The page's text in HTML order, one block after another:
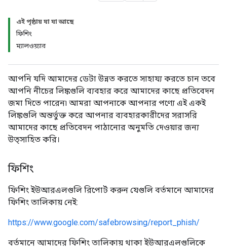
এই পৃষ্ঠায় যা যা আছে
ফিশিং
ম্যালওয়্যার
আপনি যদি আমাদের ডেটা উন্নত করতে সাহায্য করতে চান তবে
আপনি নীচের লিঙ্কগুলি ব্যবহার করে আমাদের কাছে প্রতিবেদন
জমা দিতে পারেন৷ আমরা আপনাকে আপনার পণ্যে এই একই
লিঙ্কগুলি অন্তর্ভুক্ত করে আপনার ব্যবহারকারীদের সরাসরি
আমাদের কাছে প্রতিবেদন পাঠানোর অনুমতি দেওয়ার জন্য
উত্সাহিত করি।
ফিশিং
ফিশিং ইউআরএলগুলি রিপোর্ট করুন যেগুলি বর্তমানে আমাদের
ফিশিং তালিকায় নেই:
https://www.google.com/safebrowsing/report_phish/
বর্তমানে আমাদের ফিশিং তালিকায় থাকা ইউআরএলগুলিকে